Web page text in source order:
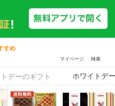
すめ
マイページ 検索
デーのギフト ホワイトデ